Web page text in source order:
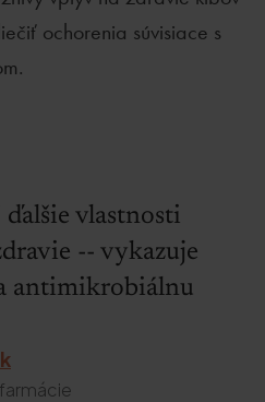
ochorenia súvisiace s
vlastnosti
-- vykazuje
antimikrobiálnu